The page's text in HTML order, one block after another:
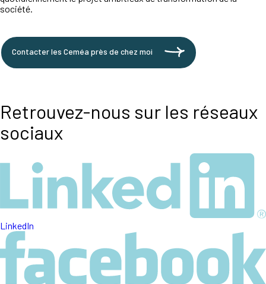
société.
Contacter les Ceméa près de chez moi
Retrouvez-nous sur les réseaux
sociaux
LinkedIn